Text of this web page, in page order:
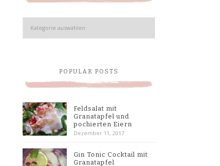
Kategorien
POPULAR POSTS
Feldsalat mit
Granatapfel und
pochierten Eiern
Dezember 11, 2017
Gin Tonic Cocktail mit
Granatapfel